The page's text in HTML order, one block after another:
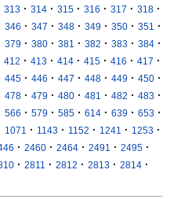
313 · 314 · 315 · 316 · 317 · 318 ·
346 · 347 · 348 · 349 · 350 · 351 ·
379 · 380 · 381 · 382 · 383 · 384 ·
412 · 413 · 414 · 415 · 416 · 417 ·
445 · 446 · 447 · 448 · 449 · 450 ·
478 · 479 · 480 · 481 · 482 · 483 ·
566 · 579 · 585 · 614 · 639 · 653 ·
1071 · 1143 · 1152 · 1241 · 1253 ·
· 2460 · 2464 · 2491 · 2495 ·
· 2811 · 2812 · 2813 · 2814 ·